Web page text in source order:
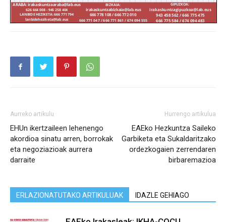
Aurreko artikulu
EHUn ikertzaileen lehenengo
akordioa sinatu arren, borrokak
eta negoziazioak aurrera
darraite
Hurrengo artikulua
EAEko Hezkuntza Saileko
Garbiketa eta Sukaldaritzako
ordezkogaien zerrendaren
birbaremazioa
ERLAZIONATUTAKO ARTIKULUAK IDAZLE GEHIAGO